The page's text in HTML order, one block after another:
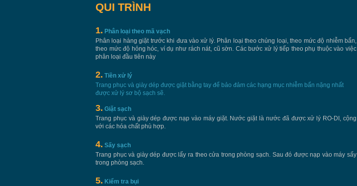
QUI TRÌNH
1. Phân loại theo mã vạch
Phân loại hàng giặt trước khi đưa vào xử lý. Phân loại theo chủng loại, theo mức độ nhiễm bẩn,
theo mức độ hỏng hóc, ví dụ như rách nát, cũ sờn. Các bước xử lý tiếp theo phụ thuộc vào việc
phân loại đầu tiên này
2. Tiền xử lý
Trang phục và giày dép được giặt bằng tay để bảo đảm các hạng mục nhiễm bẩn nặng nhất
được xử lý sơ bộ sạch sẽ.
3. Giặt sạch
Trang phục và giày dép được nạp vào máy giặt. Nước giặt là nước đã được xử lý RO-DI, cộng
với các hóa chất phù hợp.
4. Sấy sạch
Trang phục và giày dép được lấy ra theo cửa trong phòng sạch. Sau đó được nạp vào máy sấy
trong phòng sạch.
5. Kiểm tra bụi